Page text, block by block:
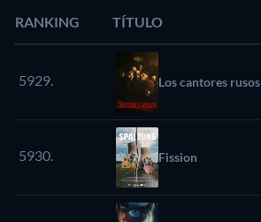
RANKING TÍTULO
5929. Los cantores rusos
5930. Fission